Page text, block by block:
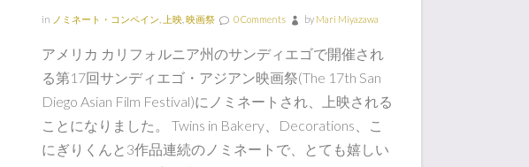
in ノミネート・コンペイン 上映 映画祭 0 Comments by Mari Miyazawa
アメリカ カリフォルニア州のサンディエゴで開催され
る第17回サンディエゴ・アジアン映画祭(The 17th San
Diego Asian Film Festival)にノミネートされ、上映される
ことになりました。 Twins in Bakery、Decorations、こ
にぎりくんと3作品連続のノミネートで、とても嬉しい